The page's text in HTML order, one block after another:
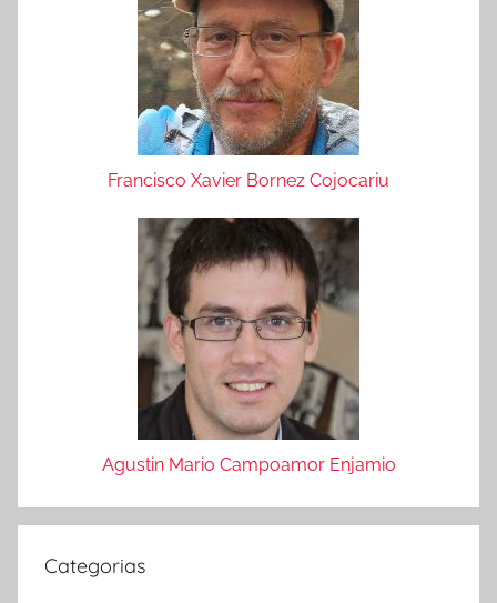
Francisco Xavier Bornez Cojocariu
Agustin Mario Campoamor Enjamio
Categorias